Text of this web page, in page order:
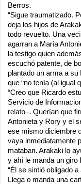
Berros.
“Sigue traumatizado.
deja los hijos de
todo revuelto. Una
agarran a María
la testigo quien
escuchó patente, de
plantado un arma a
que “no tenía (al igual
“Creo que Ricardo
Servicio de
relato–. Querían que
Antonieta y Rory y el
ese mismo diciembre
vaya inmediatamente
mataban. Arakaki lo
y ahí le manda un giro
“Él se sintió obligado
Llega o manda una